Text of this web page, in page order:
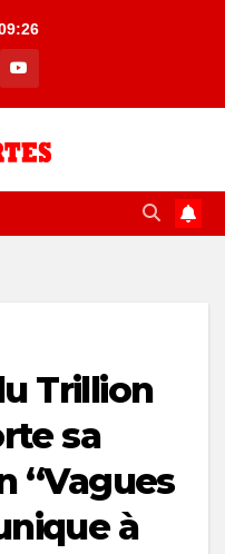
Trillion
sa
“Vagues
à